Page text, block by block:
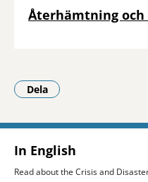
Återhämtning
Dela
- Klicka för att öppna
In English
Read about the Crisis and